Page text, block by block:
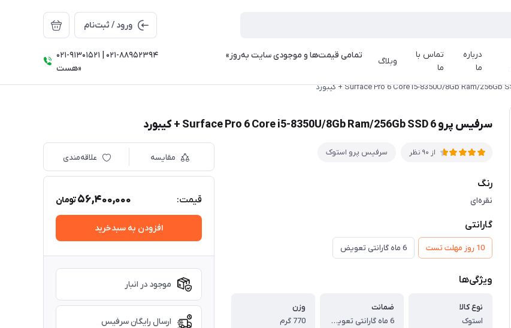
ورود / ثبت‌نام
درباره
ما
تماس با
ما
وبلاگ
021-91301521 | 021-88952394 ⠀⠀⠀⠀⠀⠀⠀⠀⠀⠀⠀«تمامی قیمت‌ها و موجودی سایت به‌روز
هست»
سرفیس پرو 6 Surface Pro 6 Core i5-8350U/8Gb Ram/256Gb SSD + کیبورد
از 90 نظر سرفیس پرو استوک
رنگ
نقره‌ای
گارانتی
10 روز مهلت تست 6 ماه گارانتی تعویض
ویژگی‌ها
نوع کالا
استوک
ضمانت
6 ماه گارانتی تعویض
وزن
770 گرم
مقایسه علاقه‌مندی
قیمت: 56,400,000تومان
افزودن به سبدخرید
موجود در انبار
ارسال رایگان سرفیس